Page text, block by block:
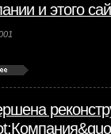
и этого